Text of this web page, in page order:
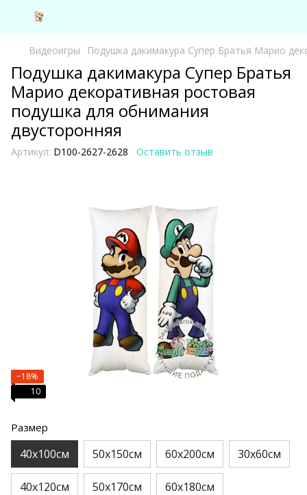
Видеоигры Подушка дакимакура Супер Братья Марио
Подушка дакимакура Супер Братья
Марио декоративная ростовая
подушка для обнимания
двусторонняя
Артикул: D100-2627-2628 Оставить отзыв
−18%
10
Размер
40х100см 50х150см 60х200см 30х60см
40х120см 50х170см 60х180см